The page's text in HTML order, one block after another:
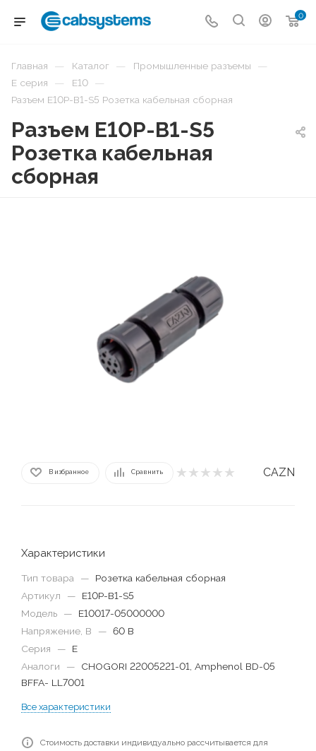
0
Главная — Каталог — Промышленные разъемы —
E серия — E10 —
Разъем E10P-B1-S5 Розетка кабельная сборная
Разъем E10P-B1-S5
Розетка кабельная
сборная
В избранное Сравнить CAZN
Характеристики
Тип товара —
Розетка кабельная сборная
Артикул
—
E10P-B1-S5
Модель
—
E10017-05000000
Напряжение, В
— 60 В
Серия
—
E
Аналоги
—
CHOGORI 22005221-01, Amphenol BD-05
BFFA- LL7001
Все характеристики
Стоимость доставки индивидуально рассчитывается для